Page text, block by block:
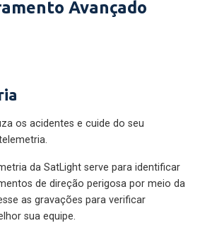
Avançado
os acidentes e cuide do seu
da SatLight serve para identificar
de direção perigosa por meio da
as gravações para verificar
sua equipe.